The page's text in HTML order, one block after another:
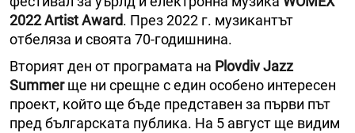
2022 Artist Award. През 2022 г. музикантът
отбеляза и своята 70-годишнина.
Вторият ден от програмата на Plovdiv Jazz
Summerще ни срещне с един особено интересен
проект, който ще бъде представен за първи път
пред българската публика. На 5 август ще видим